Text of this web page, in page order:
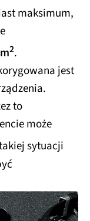
maksimum,
2.
jest
to
może
sytuacji